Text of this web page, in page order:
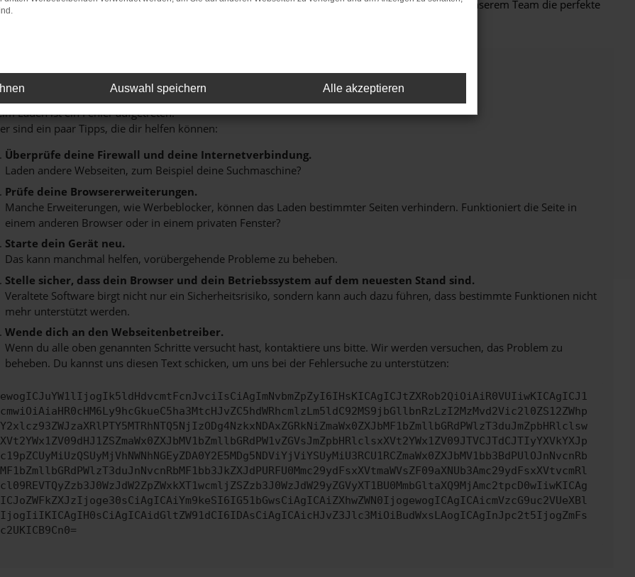
großzügigenShowroom. Lassen Sie sich individuell beraten und finden Sie gemeinsam mit unserem Team die perfekte
Network Error
Laden ist ein Fehler aufgetreten.
sind ein paar Tipps, die dir helfen können:
Überprüfe deine Firewall und deine Internetverbindung.
Laden andere Webseiten, zum Beispiel deine Suchmaschine?
Prüfe deine Browsererweiterungen.
Manche Erweiterungen, wie Werbeblocker, können das Laden bestimmter Seiten verhindern. Funktioniert die Seite in
einem anderen Browser oder in einem privaten Fenster?
Starte dein Gerät neu.
Das kann manchmal helfen, vorübergehende Probleme zu beheben.
Stelle sicher, dass dein Browser und dein Betriebssystem auf dem neuesten Stand sind.
Veraltete Software birgt nicht nur ein Sicherheitsrisiko, sondern kann auch dazu führen, dass bestimmte Funktionen nicht
mehr unterstützt werden.
Wende dich an den Webseitenbetreiber.
Wenn du alle oben genannten Schritte versucht hast, kontaktiere uns bitte. Wir werden versuchen, das Problem zu
beheben. Du kannst uns diesen Text schicken, um uns bei der Fehlersuche zu unterstützen:
ewogICJuYW1lIjogIk5ldHdvcmtFcnJvciIsCiAgImNvbmZpZyI6IHsKICAgICJtZXRob2QiOiAiR0VUIiwKICAgICJ1
cmwiOiAiaHR0cHM6Ly9hcGkueC5ha3MtcHJvZC5hdWRhcmlzLm5ldC92MS9jbGllbnRzLzI2MzMvd2Vic2l0ZS12ZWhp
Y2xlcz93ZWJzaXRlPTY5MTRhNTQ5NjIzODg4NzkxNDAxZGRkNiZmaWx0ZXJbMF1bZmllbGRdPWlzT3duJmZpbHRlclsw
XVt2YWx1ZV09dHJ1ZSZmaWx0ZXJbMV1bZmllbGRdPW1vZGVsJmZpbHRlclsxXVt2YWx1ZV09JTVCJTdCJTIyYXVkYXJp
c19pZCUyMiUzQSUyMjVhNWNhNGEyZDA0Y2E5MDg5NDViYjViYSUyMiU3RCU1RCZmaWx0ZXJbMV1bb3BdPUlOJnNvcnRb
MF1bZmllbGRdPWlzT3duJnNvcnRbMF1bb3JkZXJdPURFU0Mmc29ydFsxXVtmaWVsZF09aXNUb3Amc29ydFsxXVtvcmRl
cl09REVTQyZzb3J0WzJdW2ZpZWxkXT1wcmljZSZzb3J0WzJdW29yZGVyXT1BU0MmbGltaXQ9MjAmc2tpcD0wIiwKICAg
ICJoZWFkZXJzIjoge30sCiAgICAiYm9keSI6IG51bGwsCiAgICAiZXhwZWN0IjogewogICAgICAicmVzcG9uc2VUeXBl
IjogIiIKICAgIH0sCiAgICAidGltZW91dCI6IDAsCiAgICAicHJvZ3Jlc3MiOiBudWxsLAogICAgInJpc2t5IjogZmFs
c2UKICB9Cn0=
Auswahl speichern Alle akzeptieren